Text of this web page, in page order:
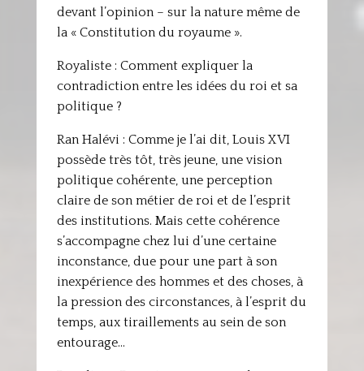
devant l’opinion – sur la nature même de
la « Constitution du royaume ».
Royaliste : Comment expliquer la
contradiction entre les idées du roi et sa
politique ?
Ran Halévi : Comme je l’ai dit, Louis XVI
possède très tôt, très jeune, une vision
politique cohérente, une perception
claire de son métier de roi et de l’esprit
des institutions. Mais cette cohérence
s’accompagne chez lui d’une certaine
inconstance, due pour une part à son
inexpérience des hommes et des choses, à
la pression des circonstances, à l’esprit du
temps, aux tiraillements au sein de son
entourage…